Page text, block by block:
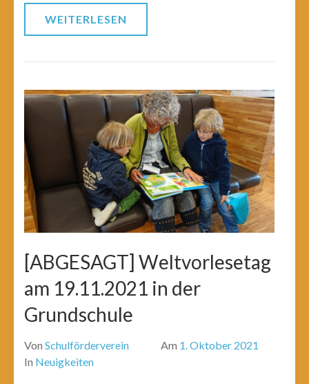
WEITERLESEN
[ABGESAGT] Weltvorlesetag
am 19.11.2021 in der
Grundschule
Von Schulförderverein Am 1. Oktober 2021
In Neuigkeiten